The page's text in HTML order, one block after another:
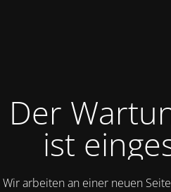
Der
ist
Wir arbeiten an einer neuen